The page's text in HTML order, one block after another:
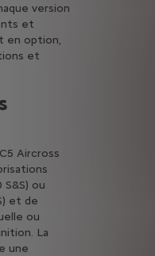
version
et
en option,
et
Aircross
ou
et de
ou
La
une